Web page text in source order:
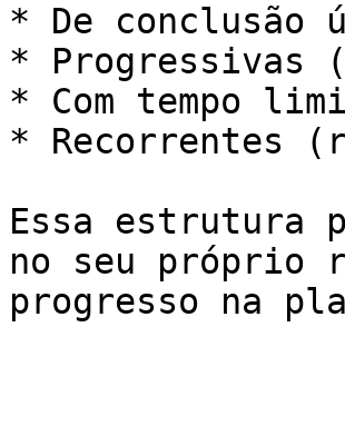
* De conclusão
* Progressivas
* Com tempo
* Recorrentes
Essa estrutura
no seu próprio